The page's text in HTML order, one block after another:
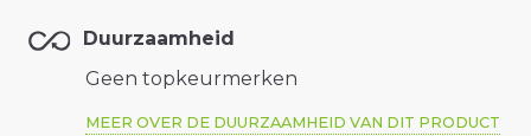
Duurzaamheid
Geen topkeurmerken
MEER OVER DE DUURZAAMHEID VAN DIT PRODUCT